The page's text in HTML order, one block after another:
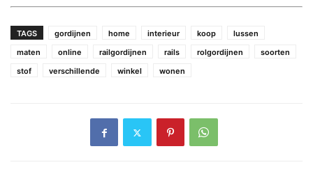
TAGS gordijnen home interieur koop
lussen
maten
online railgordijnen rails rolgordijnen
soorten
stof
verschillende winkel wonen